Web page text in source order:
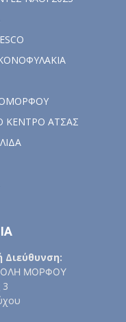
ΚΕΝΤΡΟ ΑΤΣΑΣ
Διεύθυνση:
ΜΟΡΦΟΥ